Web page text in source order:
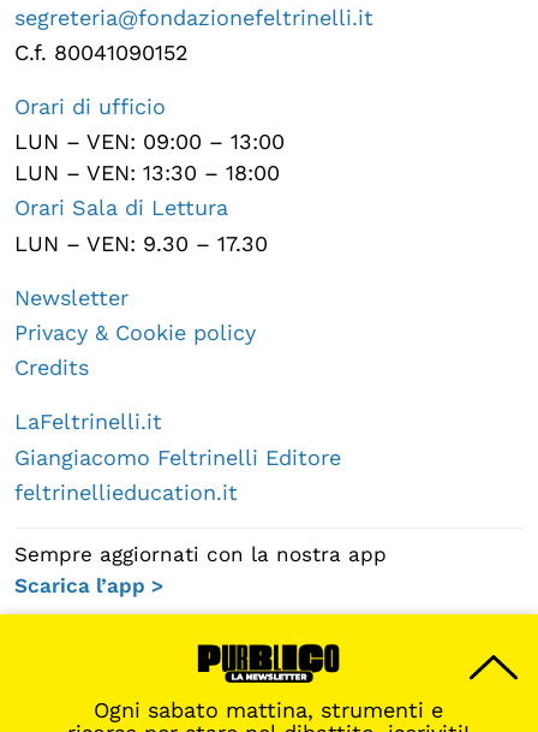
Ogni sabato mattina, strumenti e
segreteria@fondazionefeltrinelli.it
C.f. 80041090152
Orari di ufficio
LUN – VEN: 09:00 – 13:00
LUN – VEN: 13:30 – 18:00
Orari Sala di Lettura
LUN – VEN: 9.30 – 17.30
Newsletter
Privacy & Cookie policy
Credits
LaFeltrinelli.it
Giangiacomo Feltrinelli Editore
feltrinellieducation.it
Sempre aggiornati con la nostra app
Scarica l’app >